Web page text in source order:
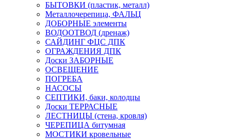
БЫТОВКИ (пластик, металл)
Металлочерепица, ФАЛЬЦ
ДОБОРНЫЕ элементы
ВОДООТВОД (дренаж)
САЙДИНГ ФЦС ДПК
ОГРАЖДЕНИЯ ДПК
Доски ЗАБОРНЫЕ
ОСВЕЩЕНИЕ
ПОГРЕБА
НАСОСЫ
СЕПТИКИ, баки, колодцы
Доски ТЕРРАСНЫЕ
ЛЕСТНИЦЫ (стена, кровля)
ЧЕРЕПИЦА битумная
МОСТИКИ кровельные